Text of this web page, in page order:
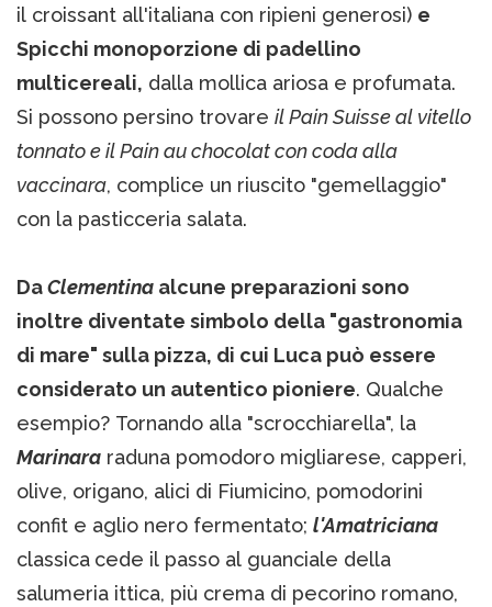
il croissant all'italiana con ripieni generosi) e
Spicchi monoporzione di padellino
multicereali, dalla mollica ariosa e profumata.
Si possono persino trovare il Pain Suisse al vitello
tonnato e il Pain au chocolat con coda alla
vaccinara, complice un riuscito "gemellaggio"
con la pasticceria salata.
DaClementina alcune preparazioni sono
inoltre diventate simbolo della "gastronomia
di mare" sulla pizza, di cui Luca può essere
considerato un autentico pioniere. Qualche
esempio? Tornando alla "scrocchiarella", la
Marinara raduna pomodoro migliarese, capperi,
olive, origano, alici di Fiumicino, pomodorini
confit e aglio nero fermentato; l'Amatriciana
classica cede il passo al guanciale della
salumeria ittica, più crema di pecorino romano,